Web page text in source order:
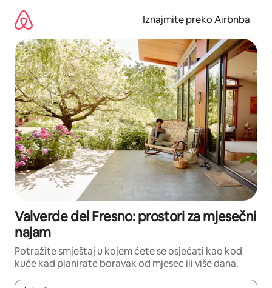
sadržaj
Iznajmite preko Airbnba
Valverde del Fresno: prostori za mjesečni
najam
Potražite smještaj u kojem ćete se osjećati kao kod
kuće kad planirate boravak od mjesec ili više dana.